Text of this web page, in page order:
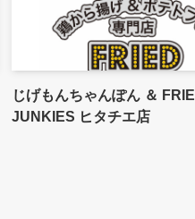
じげもんちゃんぽん ＆
JUNKIES ヒタチエ店